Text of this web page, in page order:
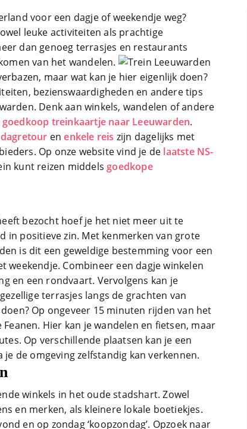
voor een dagje of weekendje weg?
leuke activiteiten als prachtige
dan genoeg terrasjes en restaurants
van het wandelen.
maar wat kan je hier eigenlijk doen?
bezienswaardigheden en andere tips
Denk aan winkels, wandelen of andere
goedkoop treinkaartje naar Leeuwarden.
dagretour enenkele reis zijn dagelijks met
Op onze website vind je de laatste NS-
kunt reizen middels goedkope
bezocht hoef je het niet meer uit te
in positieve zin. Met kenmerken van grote
is dit een geweldige bestemming voor een
weekendje. Combineer een dagje winkelen
en een rondvaart. Vervolgens kan je
terrasjes langs de grachten van
Op ongeveer 15 minuten rijden van het
Hier kan je wandelen en fietsen, maar
Op verschillende plaatsen kan je een
de omgeving zelfstandig kan verkennen.
winkels in het oude stadshart. Zowel
en merken, als kleinere lokale boetiekjes.
en op zondag ‘koopzondag’. Opzoek naar